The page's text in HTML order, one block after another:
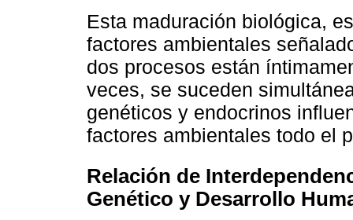
Esta maduración biológica,
factores ambientales
dos procesos están
veces, se suceden
genéticos y endocrinos
factores ambientales todo el
Relación de
Genético y Desarrollo